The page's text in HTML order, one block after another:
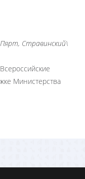
Пярт, Стравинский\
Министерства